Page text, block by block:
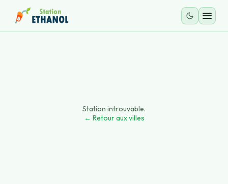
Station introuvable.
← Retour aux villes